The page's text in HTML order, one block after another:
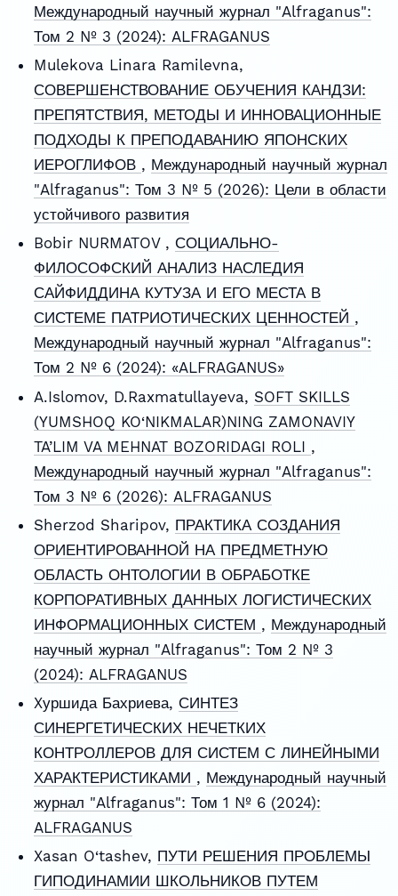
Международный научный журнал "Alfraganus":
Том 2 № 3 (2024): ALFRAGANUS
Mulekova Linara Ramilevna,
СОВЕРШЕНСТВОВАНИЕ ОБУЧЕНИЯ КАНДЗИ:
ПРЕПЯТСТВИЯ, МЕТОДЫ И ИННОВАЦИОННЫЕ
ПОДХОДЫ К ПРЕПОДАВАНИЮ ЯПОНСКИХ
ИЕРОГЛИФОВ , Международный научный журнал
"Alfraganus": Том 3 № 5 (2026): Цели в области
устойчивого развития
Bobir NURMATOV , СОЦИАЛЬНО-
ФИЛОСОФСКИЙ АНАЛИЗ НАСЛЕДИЯ
САЙФИДДИНА КУТУЗА И ЕГО МЕСТА В
СИСТЕМЕ ПАТРИОТИЧЕСКИХ ЦЕННОСТЕЙ ,
Международный научный журнал "Alfraganus":
Том 2 № 6 (2024): «ALFRAGANUS»
A.Islomov, D.Raxmatullayeva, SOFT SKILLS
(YUMSHOQ KO‘NIKMALAR)NING ZAMONAVIY
TA’LIM VA MEHNAT BOZORIDAGI ROLI ,
Международный научный журнал "Alfraganus":
Том 3 № 6 (2026): ALFRAGANUS
Sherzod Sharipov, ПРАКТИКА СОЗДАНИЯ
ОРИЕНТИРОВАННОЙ НА ПРЕДМЕТНУЮ
ОБЛАСТЬ ОНТОЛОГИИ В ОБРАБОТКЕ
КОРПОРАТИВНЫХ ДАННЫХ ЛОГИСТИЧЕСКИХ
ИНФОРМАЦИОННЫХ СИСТЕМ , Международный
научный журнал "Alfraganus": Том 2 № 3
(2024): ALFRAGANUS
Xуршида Бахриева, СИНТЕЗ
СИНЕРГЕТИЧЕСКИХ НЕЧЕТКИХ
КОНТРОЛЛЕРОВ ДЛЯ СИСТЕМ С ЛИНЕЙНЫМИ
ХАРАКТЕРИСТИКАМИ , Международный научный
журнал "Alfraganus": Том 1 № 6 (2024):
ALFRAGANUS
Xasan O‘tashev, ПУТИ РЕШЕНИЯ ПРОБЛЕМЫ
ГИПОДИНАМИИ ШКОЛЬНИКОВ ПУТЕМ